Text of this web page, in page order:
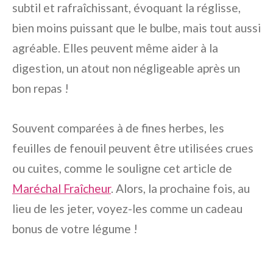
subtil et rafraîchissant, évoquant la réglisse,
bien moins puissant que le bulbe, mais tout aussi
agréable. Elles peuvent même aider à la
digestion, un atout non négligeable après un
bon repas !
Souvent comparées à de fines herbes, les
feuilles de fenouil peuvent être utilisées crues
ou cuites, comme le souligne cet article de
Maréchal Fraîcheur. Alors, la prochaine fois, au
lieu de les jeter, voyez-les comme un cadeau
bonus de votre légume !